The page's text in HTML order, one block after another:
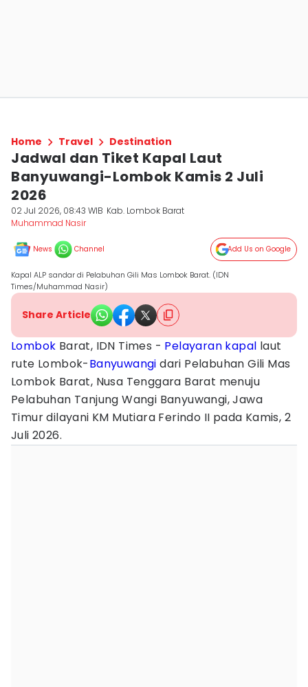
Home Travel Destination
Jadwal dan Tiket Kapal Laut
Banyuwangi-Lombok Kamis 2 Juli
2026
02 Jul 2026, 08:43 WIB Kab. Lombok Barat
Muhammad Nasir
News Channel Add Us on Google
Kapal ALP sandar di Pelabuhan Gili Mas Lombok Barat. (IDN
Times/Muhammad Nasir)
Share Article
Lombok Barat, IDN Times - Pelayaran kapal laut
rute Lombok-Banyuwangi dari Pelabuhan Gili Mas
Lombok Barat, Nusa Tenggara Barat menuju
Pelabuhan Tanjung Wangi Banyuwangi, Jawa
Timur dilayani KM Mutiara Ferindo II pada Kamis, 2
Juli 2026.